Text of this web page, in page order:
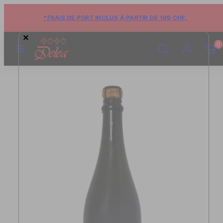
*FRAIS DE PORT INCLUS À PARTIR DE 199 CHF.
MENU RECHERCHE
COMPTEVOIR
LE
VOIR
LE
0
×